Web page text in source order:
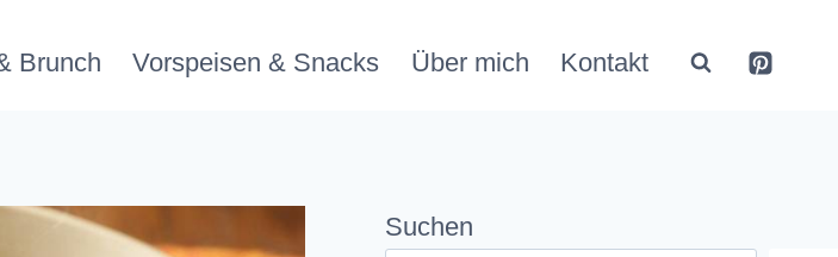
Brunch Vorspeisen & Snacks Über mich Kontakt
Suchen